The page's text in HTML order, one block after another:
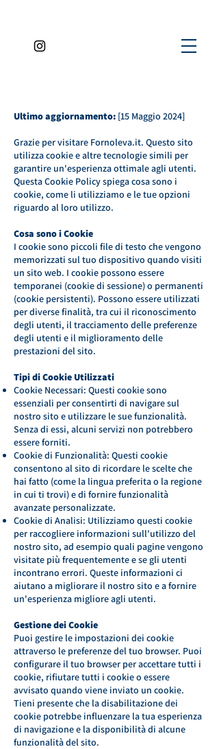
Ultimo aggiornamento: [15 Maggio 2024]
Grazie per visitare Fornoleva.it. Questo sito
utilizza cookie e altre tecnologie simili per
garantire un'esperienza ottimale agli utenti.
Questa Cookie Policy spiega cosa sono i
cookie, come li utilizziamo e le tue opzioni
riguardo al loro utilizzo.
Cosa sono i Cookie
I cookie sono piccoli file di testo che vengono
memorizzati sul tuo dispositivo quando visiti
un sito web. I cookie possono essere
temporanei (cookie di sessione) o permanenti
(cookie persistenti). Possono essere utilizzati
per diverse finalità, tra cui il riconoscimento
degli utenti, il tracciamento delle preferenze
degli utenti e il miglioramento delle
prestazioni del sito.
Tipi di Cookie Utilizzati
Cookie Necessari: Questi cookie sono
essenziali per consentirti di navigare sul
nostro sito e utilizzare le sue funzionalità.
Senza di essi, alcuni servizi non potrebbero
essere forniti.
Cookie di Funzionalità: Questi cookie
consentono al sito di ricordare le scelte che
hai fatto (come la lingua preferita o la regione
in cui ti trovi) e di fornire funzionalità
avanzate personalizzate.
Cookie di Analisi: Utilizziamo questi cookie
per raccogliere informazioni sull'utilizzo del
nostro sito, ad esempio quali pagine vengono
visitate più frequentemente e se gli utenti
incontrano errori. Queste informazioni ci
aiutano a migliorare il nostro sito e a fornire
un'esperienza migliore agli utenti.
Gestione dei Cookie
Puoi gestire le impostazioni dei cookie
attraverso le preferenze del tuo browser. Puoi
configurare il tuo browser per accettare tutti i
cookie, rifiutare tutti i cookie o essere
avvisato quando viene inviato un cookie.
Tieni presente che la disabilitazione dei
cookie potrebbe influenzare la tua esperienza
di navigazione e la disponibilità di alcune
funzionalità del sito.